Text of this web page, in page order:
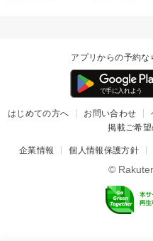
アプリからの予約な
はじめての方へ お問い合わせ
掲載ご希
企業情報 個人情報保護方針
©